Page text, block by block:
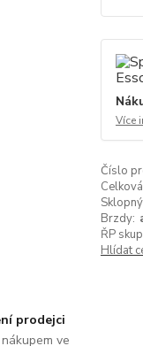
Více
Číslo
Brzdy:
ŘP
Hlídat
prodejci
ve